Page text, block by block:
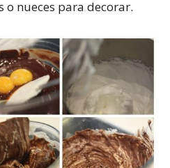
o nueces para decorar.